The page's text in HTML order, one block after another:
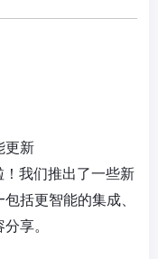
更新
我们推出了一些新
括更智能的集成、
享。